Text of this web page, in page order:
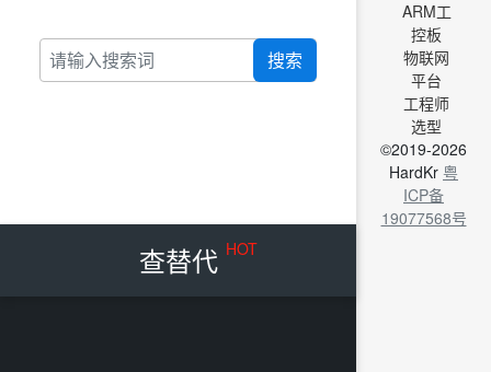
搜索
查替代 HOT
ARM工
控板
物联网
平台
工程师
选型
©2019-2026
HardKr 粤
ICP备
19077568号